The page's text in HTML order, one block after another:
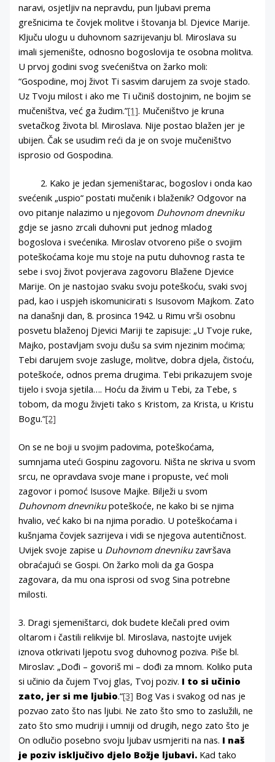
naravi, osjetljiv na nepravdu, pun ljubavi prema
grešnicima te čovjek molitve i štovanja bl. Djevice Marije.
Ključu ulogu u duhovnom sazrijevanju bl. Miroslava su
imali sjemenište, odnosno bogoslovija te osobna molitva.
U prvoj godini svog svećeništva on žarko moli:
“Gospodine, moj život Ti sasvim darujem za svoje stado.
Uz Tvoju milost i ako me Ti učiniš dostojnim, ne bojim se
mučeništva, već ga žudim.”[1]. Mučeništvo je kruna
svetačkog života bl. Miroslava. Nije postao blažen jer je
ubijen. Čak se usudim reći da je on svoje mučeništvo
isprosio od Gospodina.
2. Kako je jedan sjemeništarac, bogoslov i onda kao
svećenik „uspio“ postati mučenik i blaženik? Odgovor na
ovo pitanje nalazimo u njegovom Duhovnom dnevniku
gdje se jasno zrcali duhovni put jednog mladog
bogoslova i svećenika. Miroslav otvoreno piše o svojim
poteškoćama koje mu stoje na putu duhovnog rasta te
sebe i svoj život povjerava zagovoru Blažene Djevice
Marije. On je nastojao svaku svoju poteškoću, svaki svoj
pad, kao i uspjeh iskomunicirati s Isusovom Majkom. Zato
na današnji dan, 8. prosinca 1942. u Rimu vrši osobnu
posvetu blaženoj Djevici Mariji te zapisuje: „U Tvoje ruke,
Majko, postavljam svoju dušu sa svim njezinim moćima;
Tebi darujem svoje zasluge, molitve, dobra djela, čistoću,
poteškoće, odnos prema drugima. Tebi prikazujem svoje
tijelo i svoja sjetila…. Hoću da živim u Tebi, za Tebe, s
tobom, da mogu živjeti tako s Kristom, za Krista, u Kristu
Bogu.“[2]
On se ne boji u svojim padovima, poteškoćama,
sumnjama uteći Gospinu zagovoru. Ništa ne skriva u svom
srcu, ne opravdava svoje mane i propuste, već moli
zagovor i pomoć Isusove Majke. Bilježi u svom
Duhovnom dnevnikupoteškoće, ne kako bi se njima
hvalio, već kako bi na njima poradio. U poteškoćama i
kušnjama čovjek sazrijeva i vidi se njegova autentičnost.
Uvijek svoje zapise u Duhovnom dnevnikuzavršava
obraćajući se Gospi. On žarko moli da ga Gospa
zagovara, da mu ona isprosi od svog Sina potrebne
milosti.
3. Dragi sjemeništarci, dok budete klečali pred ovim
oltarom i častili relikvije bl. Miroslava, nastojte uvijek
iznova otkrivati ljepotu svog duhovnog poziva. Piše bl.
Miroslav: „Dođi – govoriš mi – dođi za mnom. Koliko puta
si učinio da čujem Tvoj glas, Tvoj poziv. I to si učinio
zato, jer si me ljubio.“[3] Bog Vas i svakog od nas je
pozvao zato što nas ljubi. Ne zato što smo to zaslužili, ne
zato što smo mudriji i umniji od drugih, nego zato što je
On odlučio posebno svoju ljubav usmjeriti na nas. I naš
je poziv isključivo djelo Božje ljubavi. Kad tako